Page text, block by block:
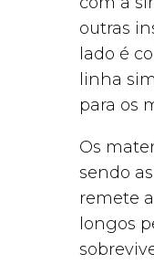
outras
lado é
linha
para os
Os
sendo
remete
longos